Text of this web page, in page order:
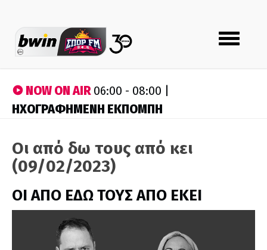
Toggle
navigation
NOW ON AIR06:00 - 08:00 |
ΗΧΟΓΡΑΦΗΜΕΝΗ ΕΚΠΟΜΠΗ
Οι από δω τους από κει
(09/02/2023)
ΟΙ ΑΠΟ ΕΔΩ ΤΟΥΣ ΑΠΟ ΕΚΕΙ